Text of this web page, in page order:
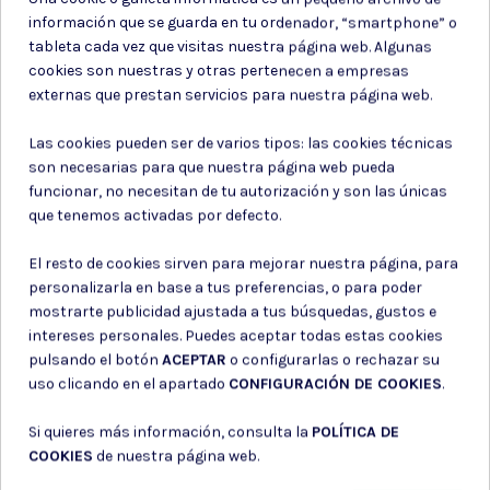
SET RAILES AAP01 ACTION
ARMY
10,50 €
JUEGO DE 4 RIELES DE
POLIMERO 20MM NEGRO
8,95 €
Railes
información que se guarda en tu ordenador, “smartphone” o
tableta cada vez que visitas nuestra página web. Algunas
cookies son nuestras y otras pertenecen a empresas
externas que prestan servicios para nuestra página web.
Las cookies pueden ser de varios tipos: las cookies técnicas
son necesarias para que nuestra página web pueda
funcionar, no necesitan de tu autorización y son las únicas
que tenemos activadas por defecto.
El resto de cookies sirven para mejorar nuestra página, para
personalizarla en base a tus preferencias, o para poder
mostrarte publicidad ajustada a tus búsquedas, gustos e
intereses personales. Puedes aceptar todas estas cookies
pulsando el botón ACEPTAR o configurarlas o rechazar su
uso clicando en el apartado CONFIGURACIÓN DE COOKIES.
Si quieres más información, consulta la POLÍTICA DE
COOKIES de nuestra página web.